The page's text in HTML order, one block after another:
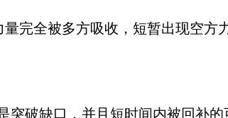
全被多方吸收，短暂出现空方
破缺口，并且短时间内被回补的